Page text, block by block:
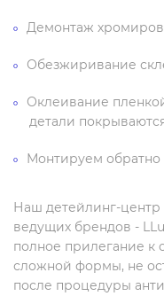
Демонтаж
Обезжиривание
Оклеивание
детали
Монтируем обратно
Наш детейлинг-центр
ведущих брендов -
полное прилегание к
сложной формы, не
после процедуры